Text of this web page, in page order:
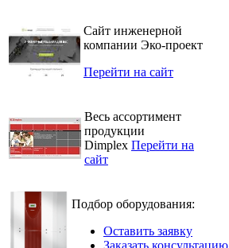
Сайт инженерной
компании Эко-проект
Перейти на сайт
Весь ассортимент
продукции
Dimplex Перейти на
сайт
Подбор оборудования:
Оставить заявку